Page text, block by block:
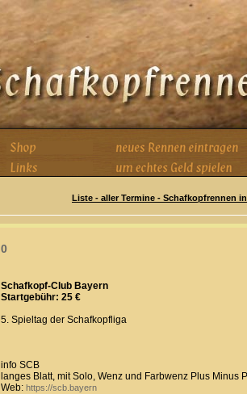
Liste - aller Termine - Schafkopfrennen
0
Schafkopf-Club Bayern
Startgebühr: 25 €
5. Spieltag der Schafkopfliga
info SCB
langes Blatt, mit Solo, Wenz und Farbwenz Plus Minus
Web: https://scb.bayern